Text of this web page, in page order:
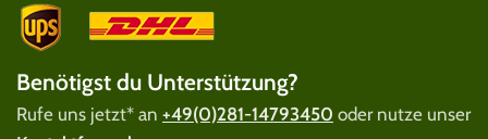
Benötigst du Unterstützung?
Rufe uns jetzt* an +49(0)281-14793450 oder nutze unser